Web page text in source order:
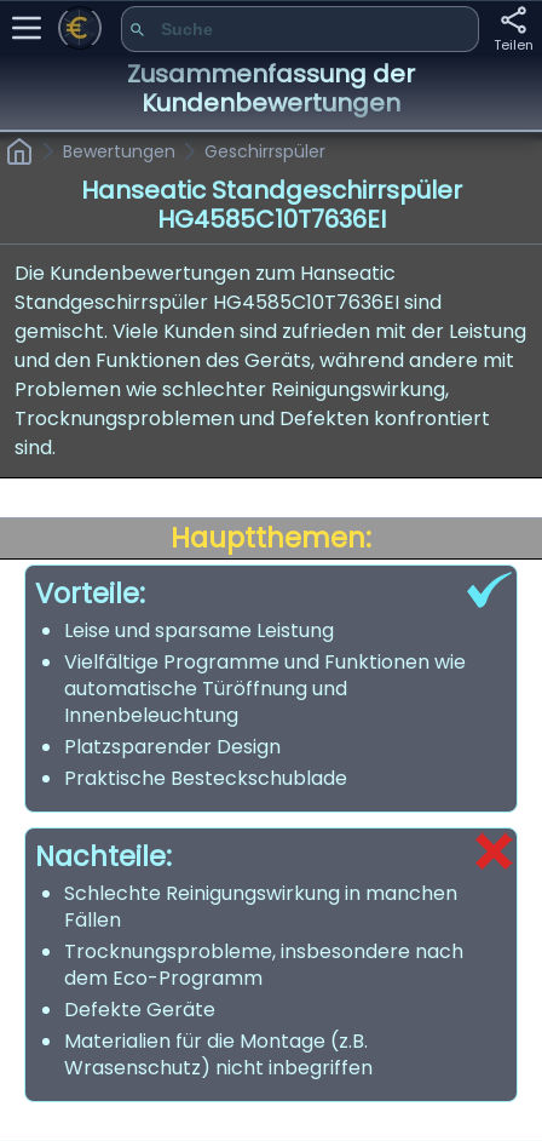
Teilen
Zusammenfassung der
Kundenbewertungen
Bewertungen Geschirrspüler
Hanseatic Standgeschirrspüler
HG4585C10T7636EI
Die Kundenbewertungen zum Hanseatic
Standgeschirrspüler HG4585C10T7636EI sind
gemischt. Viele Kunden sind zufrieden mit der Leistung
und den Funktionen des Geräts, während andere mit
Problemen wie schlechter Reinigungswirkung,
Trocknungsproblemen und Defekten konfrontiert
sind.
Hauptthemen:
Vorteile:
Leise und sparsame Leistung
Vielfältige Programme und Funktionen wie
automatische Türöffnung und
Innenbeleuchtung
Platzsparender Design
Praktische Besteckschublade
Nachteile:
Schlechte Reinigungswirkung in manchen
Fällen
Trocknungsprobleme, insbesondere nach
dem Eco-Programm
Defekte Geräte
Materialien für die Montage (z.B.
Wrasenschutz) nicht inbegriffen